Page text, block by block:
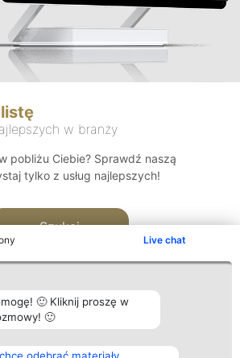
Live chat
🙂 Kliknij proszę w
🙂
w branży
pobliżu Ciebie? Sprawdź naszą
tylko z usług najlepszych!
Szukaj
Plebiscyt Kontakt